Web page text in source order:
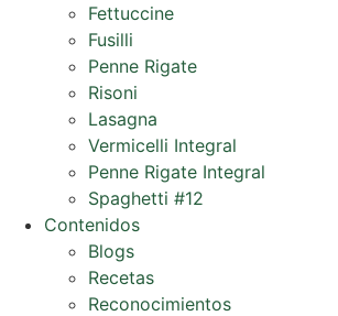
Fettuccine
Fusilli
Penne Rigate
Risoni
Lasagna
Vermicelli Integral
Penne Rigate Integral
Spaghetti #12
Contenidos
Blogs
Recetas
Reconocimientos